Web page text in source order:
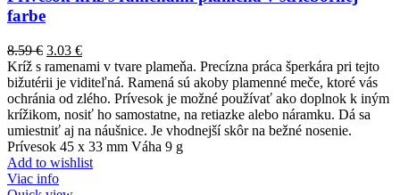
farbe
8.59€ 3.03 €
Kríž s ramenami v tvare plameňa. Precízna práca šperkára pri tejto
bižutérii je viditeľná. Ramená sú akoby plamenné meče, ktoré vás
ochránia od zlého. Prívesok je možné používať ako doplnok k iným
krížikom, nosiť ho samostatne, na retiazke alebo náramku. Dá sa
umiestniť aj na náušnice. Je vhodnejší skôr na bežné nosenie.
Prívesok 45 x 33 mm Váha 9 g
Add to wishlist
Viac info